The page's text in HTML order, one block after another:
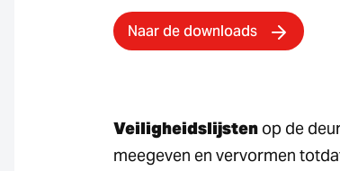
Naar de downloads
Veiligheidslijsten op de
meegeven en vervormen